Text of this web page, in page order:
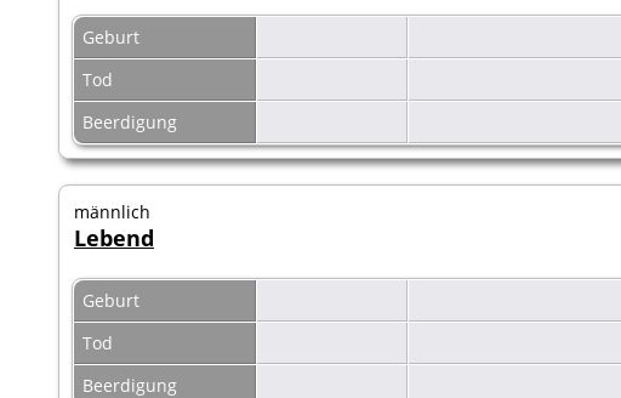
Geburt
Tod
Beerdigung
männlich
Lebend
Geburt
Tod
Beerdigung